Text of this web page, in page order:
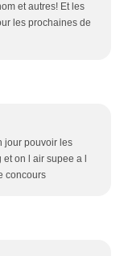
et autres! Et les
les prochaines de
jour pouvoir les
on l air supee a l
concours